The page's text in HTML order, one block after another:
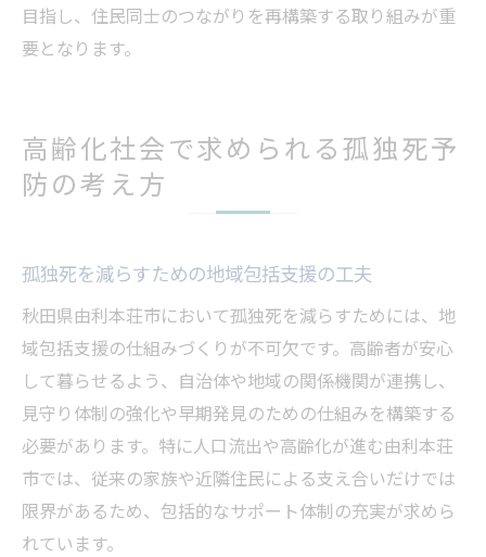
目指し、住民同士のつながりを再構築する取り組みが重
要となります。
高齢化社会で求められる孤独死予
防の考え方
孤独死を減らすための地域包括支援の工夫
秋田県由利本荘市において孤独死を減らすためには、地
域包括支援の仕組みづくりが不可欠です。高齢者が安心
して暮らせるよう、自治体や地域の関係機関が連携し、
見守り体制の強化や早期発見のための仕組みを構築する
必要があります。特に人口流出や高齢化が進む由利本荘
市では、従来の家族や近隣住民による支え合いだけでは
限界があるため、包括的なサポート体制の充実が求めら
れています。